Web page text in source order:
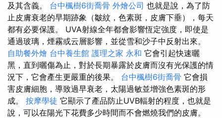
及其含義。 台中楓樹6街喬骨 外燴公司 也就是說，為了防
止皮膚衰老的早期跡象（皺紋，色素斑，皮膚下垂），每天
都有必要保護。 UVA射線全年都會影響恆定強度，即使是
通過玻璃，煙霧或云層影響，並從雪和沙子中反射出來。
自助餐外燴 台中養生館 護理之家 永和 它會引起快速曬
黑，直到曬傷為止，對於長期暴露於皮膚而沒有光保護的情
況下，它會產生更嚴重的後果。 台中楓樹6街喬骨 它會損
害皮膚細胞，導致過早衰老，太陽過敏並增強色素斑的形
成。 按摩學徒 它顯示了產品防止UVB輻射的程度，也就是
說，可以在陽光下花費多少時間而不會燃燒我們的皮膚。